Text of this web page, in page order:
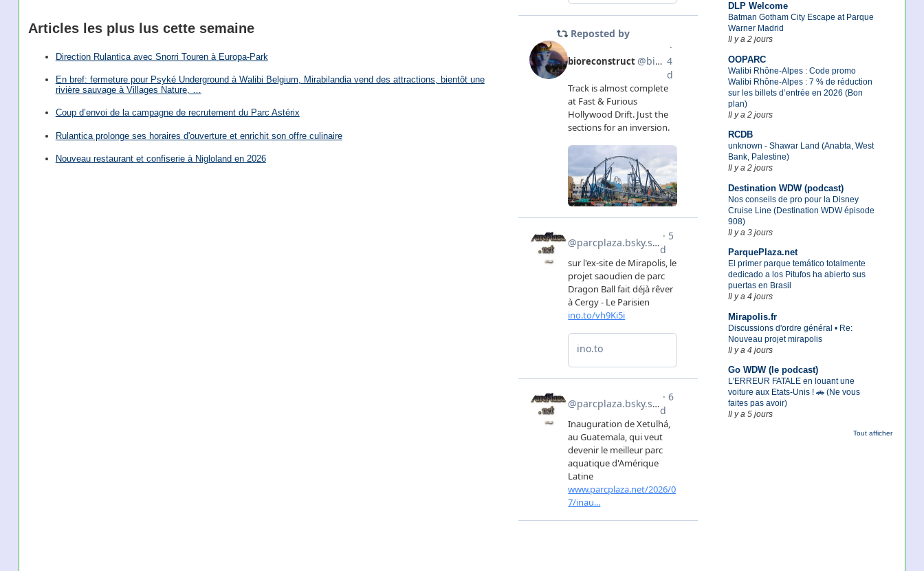
DLP Welcome
Batman Gotham City Escape at Parque
Warner Madrid
Il y a 2 jours
OOPARC
Walibi Rhône-Alpes : Code promo
Walibi Rhône-Alpes : 7 % de réduction
sur les billets d’entrée en 2026 (Bon
plan)
Il y a 2 jours
RCDB
unknown - Shawar Land (Anabta, West
Bank, Palestine)
Il y a 2 jours
Destination WDW (podcast)
Nos conseils de pro pour la Disney
Cruise Line (Destination WDW épisode
908)
Il y a 3 jours
ParquePlaza.net
El primer parque temático totalmente
dedicado a los Pitufos ha abierto sus
puertas en Brasil
Il y a 4 jours
Mirapolis.fr
Discussions d'ordre général • Re:
Nouveau projet mirapolis
Il y a 4 jours
Go WDW (le podcast)
L'ERREUR FATALE en louant une
voiture aux Etats-Unis ! 🚗 (Ne vous
faites pas avoir)
Il y a 5 jours
Tout afficher
Articles les plus lus cette semaine
Direction Rulantica avec Snorri Touren à Europa-Park
En bref: fermeture pour Psyké Underground à Walibi Belgium, Mirabilandia vend des attractions, bientôt une
rivière sauvage à Villages Nature, …
Coup d’envoi de la campagne de recrutement du Parc Astérix
Rulantica prolonge ses horaires d'ouverture et enrichit son offre culinaire
Nouveau restaurant et confiserie à Nigloland en 2026